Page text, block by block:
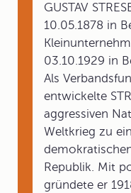
GUSTAV
10.05.1878 in
03.10.1929 in
Als
entwickelte
aggressiven
Weltkrieg zu
Republik. Mit
gründete er